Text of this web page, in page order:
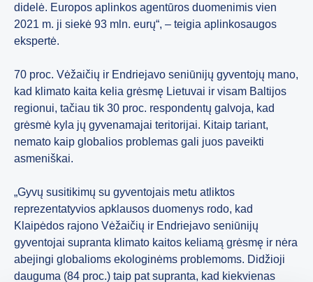
didelė. Europos aplinkos agentūros duomenimis vien
2021 m. ji siekė 93 mln. eurų“, – teigia aplinkosaugos
ekspertė.
70 proc. Vėžaičių ir Endriejavo seniūnijų gyventojų mano,
kad klimato kaita kelia grėsmę Lietuvai ir visam Baltijos
regionui, tačiau tik 30 proc. respondentų galvoja, kad
grėsmė kyla jų gyvenamajai teritorijai. Kitaip tariant,
nemato kaip globalios problemas gali juos paveikti
asmeniškai.
„Gyvų susitikimų su gyventojais metu atliktos
reprezentatyvios apklausos duomenys rodo, kad
Klaipėdos rajono Vėžaičių ir Endriejavo seniūnijų
gyventojai supranta klimato kaitos keliamą grėsmę ir nėra
abejingi globalioms ekologinėms problemoms. Didžioji
dauguma (84 proc.) taip pat supranta, kad kiekvienas